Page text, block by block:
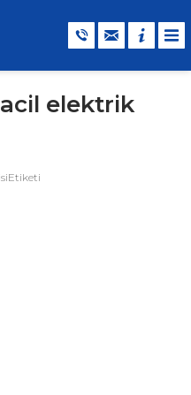
acil elektrik